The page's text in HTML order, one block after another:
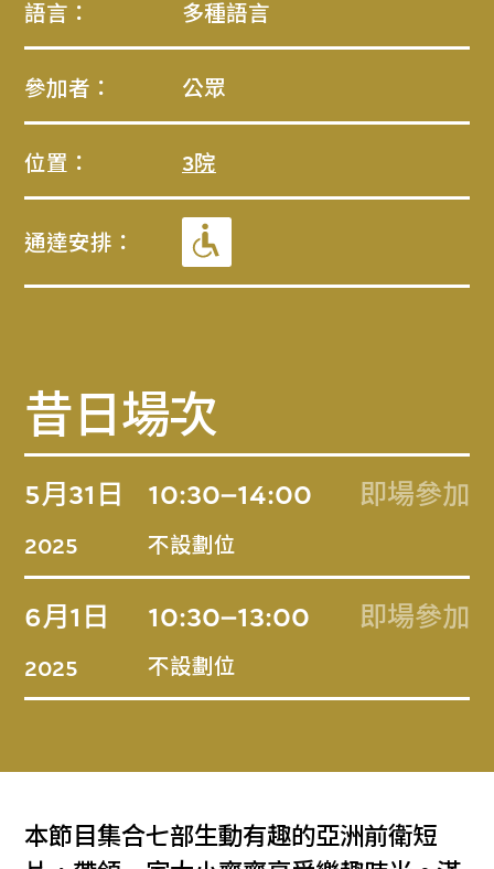
語言： 多種語言
參加者： 公眾
位置： 3院
通達安排：
昔日場次
5月31日
2025
10:30–14:00 即場參加
不設劃位
6月1日
2025
10:30–13:00 即場參加
不設劃位
本節目集合七部生動有趣的亞洲前衛短